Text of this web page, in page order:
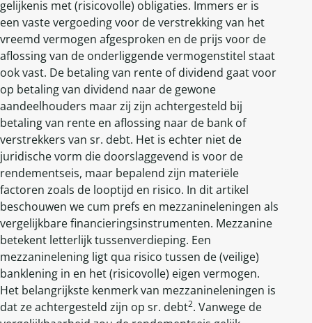
gelijkenis met (risicovolle) obligaties. Immers er is
een vaste vergoeding voor de verstrekking van het
vreemd vermogen afgesproken en de prijs voor de
aflossing van de onderliggende vermogenstitel staat
ook vast. De betaling van rente of dividend gaat voor
op betaling van dividend naar de gewone
aandeelhouders maar zij zijn achtergesteld bij
betaling van rente en aflossing naar de bank of
verstrekkers van sr. debt. Het is echter niet de
juridische vorm die doorslaggevend is voor de
rendementseis, maar bepalend zijn materiële
factoren zoals de looptijd en risico. In dit artikel
beschouwen we cum prefs en mezzanineleningen als
vergelijkbare financieringsinstrumenten. Mezzanine
betekent letterlijk tussenverdieping. Een
mezzaninelening ligt qua risico tussen de (veilige)
banklening in en het (risicovolle) eigen vermogen.
Het belangrijkste kenmerk van mezzanineleningen is
dat ze achtergesteld zijn op sr. debt2. Vanwege de